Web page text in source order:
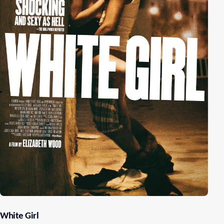
White Girl